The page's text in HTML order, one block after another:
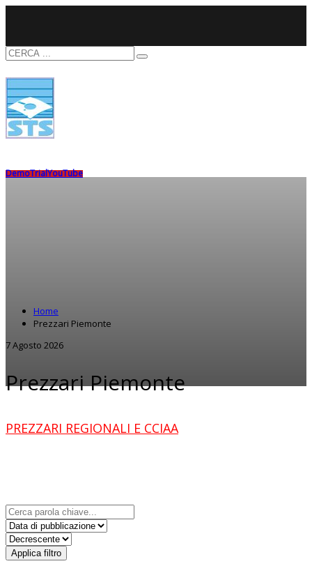
DemoTrialYouTube
Home
Prezzari Piemonte
7 Agosto 2026
Prezzari Piemonte
PREZZARI REGIONALI E CCIAA
Applica filtro